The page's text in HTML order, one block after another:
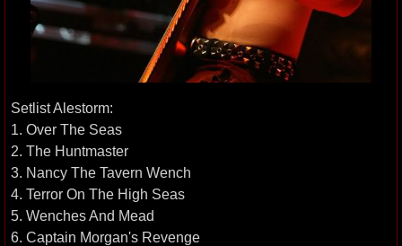
Setlist Alestorm:
1. Over The Seas
2. The Huntmaster
3. Nancy The Tavern Wench
4. Terror On The High Seas
5. Wenches And Mead
6. Captain Morgan's Revenge